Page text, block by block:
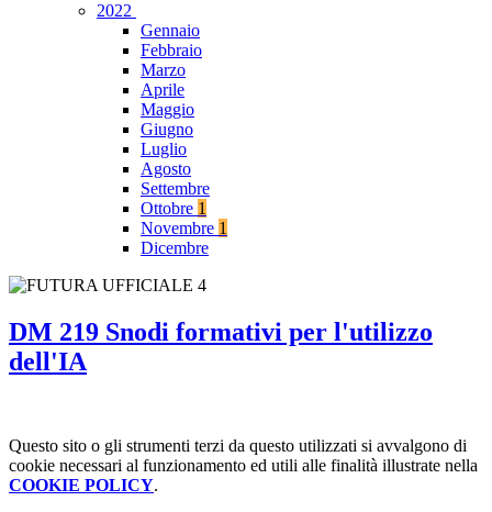
2022
Gennaio
Febbraio
Marzo
Aprile
Maggio
Giugno
Luglio
Agosto
Settembre
Ottobre 1
Novembre 1
Dicembre
DM 219 Snodi formativi per l'utilizzo
dell'IA
Questo sito o gli strumenti terzi da questo utilizzati si avvalgono di
cookie necessari al funzionamento ed utili alle finalità illustrate nella
COOKIE POLICY.